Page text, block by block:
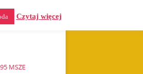
MSZE
Czytaj więcej